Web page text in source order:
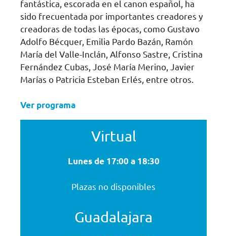
fantástica, escorada en el canon español, ha
sido frecuentada por importantes creadores y
creadoras de todas las épocas, como Gustavo
Adolfo Bécquer, Emilia Pardo Bazán, Ramón
María del Valle-Inclán, Alfonso Sastre, Cristina
Fernández Cubas, José María Merino, Javier
Marías o Patricia Esteban Erlés, entre otros.
Ver programa
Virtual
Lunes de 17:00 a 18:30
Plazas no disponibles
Guadalajara